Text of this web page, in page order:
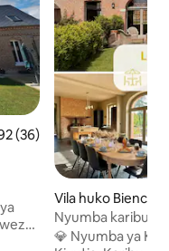
wa wastani wa 4.92
(36)
Vila huko
Nyumba karibu
Le Tréport –
💎 Nyumba ya